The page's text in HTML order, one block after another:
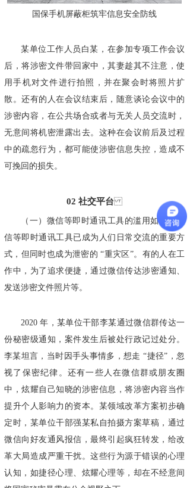
国保手机屏蔽柜筑牢信息安全防线
某单位工作人员白某，在参加专项工作会议
后，将涉密文件带回家中，其妻趁其不注意，使
用手机对文件进行拍照，并在聚会时将照片扩
散。还有的人在会议结束后，随意谈论会议中的
涉密内容，在公共场合或者与无关人员交流时，
无意间将机密泄露出去。这种在会议前后及过程
中的疏忽行为，都可能使涉密信息失控，造成不
可挽回的损失。
02 社交平台
（一）微信等即时通讯工具的滥用如今，微
信等即时通讯工具已成为人们日常交流的重要方
式，但同时也成为泄密的 “重灾区”。有的人在工
作中，为了追求便捷，通过微信传达涉密通知、
发送涉密文件照片等。
2020 年，某单位干部李某通过微信群传达一
份秘密级通知，案件发生后被处行政记过处分。
李某坦言，当时因手头事情多，想走 “捷径”，忽
视了保密纪律。还有一些人在微信群或朋友圈
中，炫耀自己知晓的涉密信息，将涉密内容当作
提升个人影响力的资本。某领域改革方案初步确
定时，某单位干部强某私自拍摄方案草稿，通过
微信向好友通风报信，最终引起疯狂转发，给改
革大局造成严重干扰。这些行为源于错误的心理
认知，如捷径心理、炫耀心理等，却在不经意间